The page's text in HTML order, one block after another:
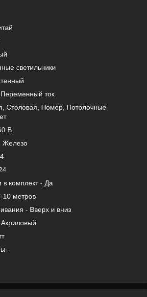
светильники
Переменный ток
Столовая, Номер, Потолочные
В
Железо
в комплект - Да
10 метров
- Вверх и вниз
-